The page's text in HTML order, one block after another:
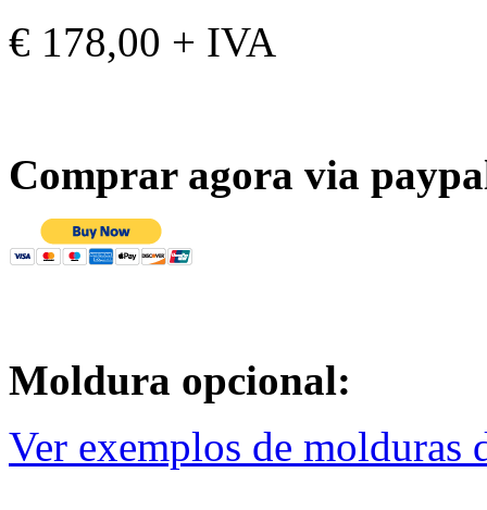
€ 178,00 + IVA
Comprar agora via
Moldura opcional:
Ver exemplos de molduras